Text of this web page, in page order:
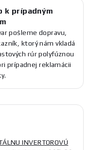
k prípadným
pošleme dopravu,
ktorý nám vkladá
rúr polyfúznou
prípadnej reklamácii
INVERTOROVÚ